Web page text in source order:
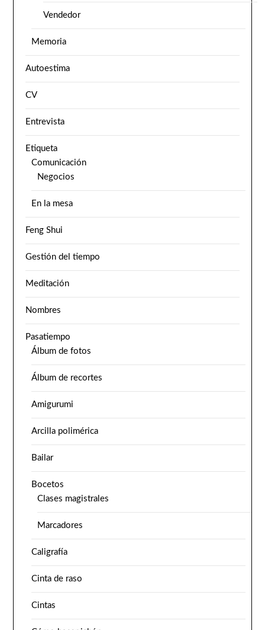
Vendedor
Memoria
Autoestima
CV
Entrevista
Etiqueta
Comunicación
Negocios
En la mesa
Feng Shui
Gestión del tiempo
Meditación
Nombres
Pasatiempo
Álbum de fotos
Álbum de recortes
Amigurumi
Arcilla polimérica
Bailar
Bocetos
Clases magistrales
Marcadores
Caligrafía
Cinta de raso
Cintas